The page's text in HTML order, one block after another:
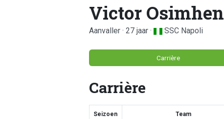
Victor Osimhen
Aanvaller · 27 jaar · SSC Napoli
Carrière
Carrière
Seizoen Team